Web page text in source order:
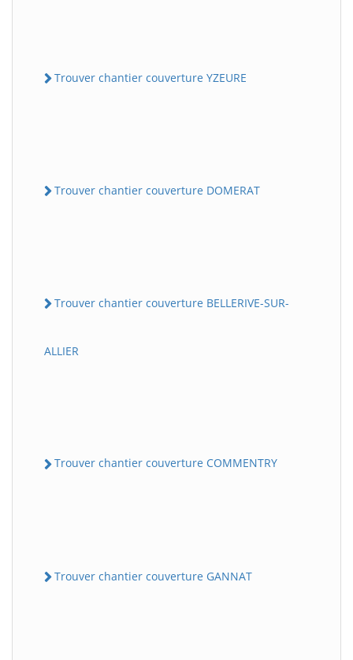
Trouver chantier couverture YZEURE
Trouver chantier couverture DOMERAT
Trouver chantier couverture BELLERIVE-SUR-
ALLIER
Trouver chantier couverture COMMENTRY
Trouver chantier couverture GANNAT